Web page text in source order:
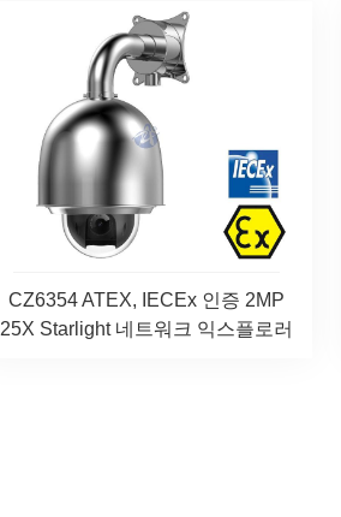
CZ6354 ATEX, IECEx 인증 2MP
25X Starlight 네트워크 익스플로러